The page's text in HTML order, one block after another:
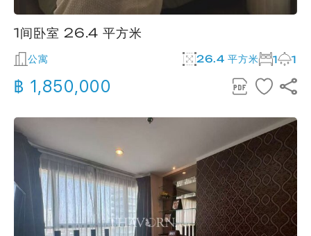
1间卧室 26.4 平方米
公寓 26.4 平方米 1 1
฿ 1,850,000